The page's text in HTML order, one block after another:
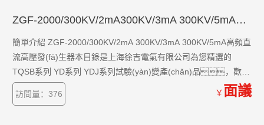
ZGF-2000/300KV/2mA300KV/3mA 300KV/5mA高頻直流高壓發(fā)生器
簡單介紹 ZGF-2000/300KV/2mA 300KV/3mA 300KV/5mA高頻直
流高壓發(fā)生器本目錄是上海徐吉電氣有限公司為您精選的
TQSB系列 YD系列 YDJ系列試驗(yàn)變產(chǎn)品，歡迎
您該產(chǎn)品的詳細(xì)信息！TQSB系列 YD系列 YDJ系
列試驗(yàn)變的種類有很多，不同的應(yīng)用也會有細(xì)微
訪問量：376 ￥ 面議